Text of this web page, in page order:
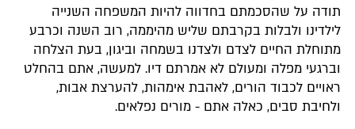
תודה על שהסכמתם בחדווה להיות המשפחה השנייה
לילדינו ולבלות בקרבתם שליש מהיממה, רוב השנה וכרבע
מתוחלת החיים לצדם ולצדנו בשמחה וביגון, בעת הצלחה
וברגעי מפלה ומעולם לא אמרתם דיו. למעשה, אתם בהחלט
ראויים לכבוד הורים, לאהבת אימהות, להערצת אבות,
ולחיבת סבים, כאלה אתם - מורים נפלאים.